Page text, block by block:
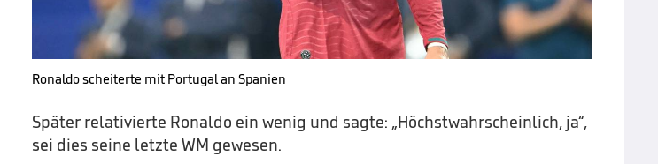
Ronaldo scheiterte mit Portugal an Spanien
Später relativierte Ronaldo ein wenig und sagte: „Höchstwahrscheinlich, ja“,
sei dies seine letzte WM gewesen.